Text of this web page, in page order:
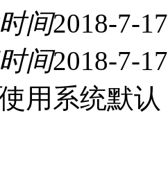
间2018-7-
间2018-7-
用系统默认